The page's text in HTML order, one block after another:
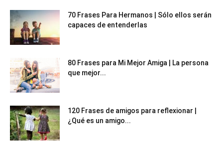
70 Frases Para Hermanos | Sólo ellos serán
capaces de entenderlas
80 Frases para Mi Mejor Amiga | La persona
que mejor...
120 Frases de amigos para reflexionar |
¿Qué es un amigo...